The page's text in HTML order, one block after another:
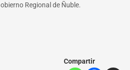
Regional de Ñuble.
Compartir